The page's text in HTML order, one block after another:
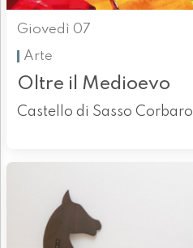
Giovedì 07
Arte
Oltre il Medioevo
Castello di Sasso Corbaro